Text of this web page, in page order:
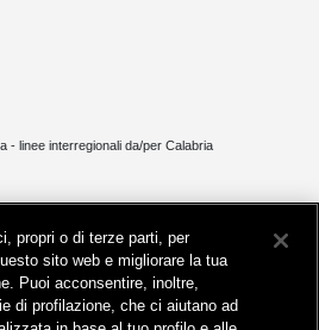
- linee interregionali da/per Calabria
Trasimeno
propri o di terze parti, per
sito web e migliorare la tua
Puoi acconsentire, inoltre,
di profilazione, che ci aiutano ad